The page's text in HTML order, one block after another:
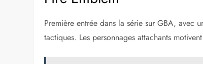
Première entrée dans la série sur GBA, avec
tactiques. Les personnages attachants